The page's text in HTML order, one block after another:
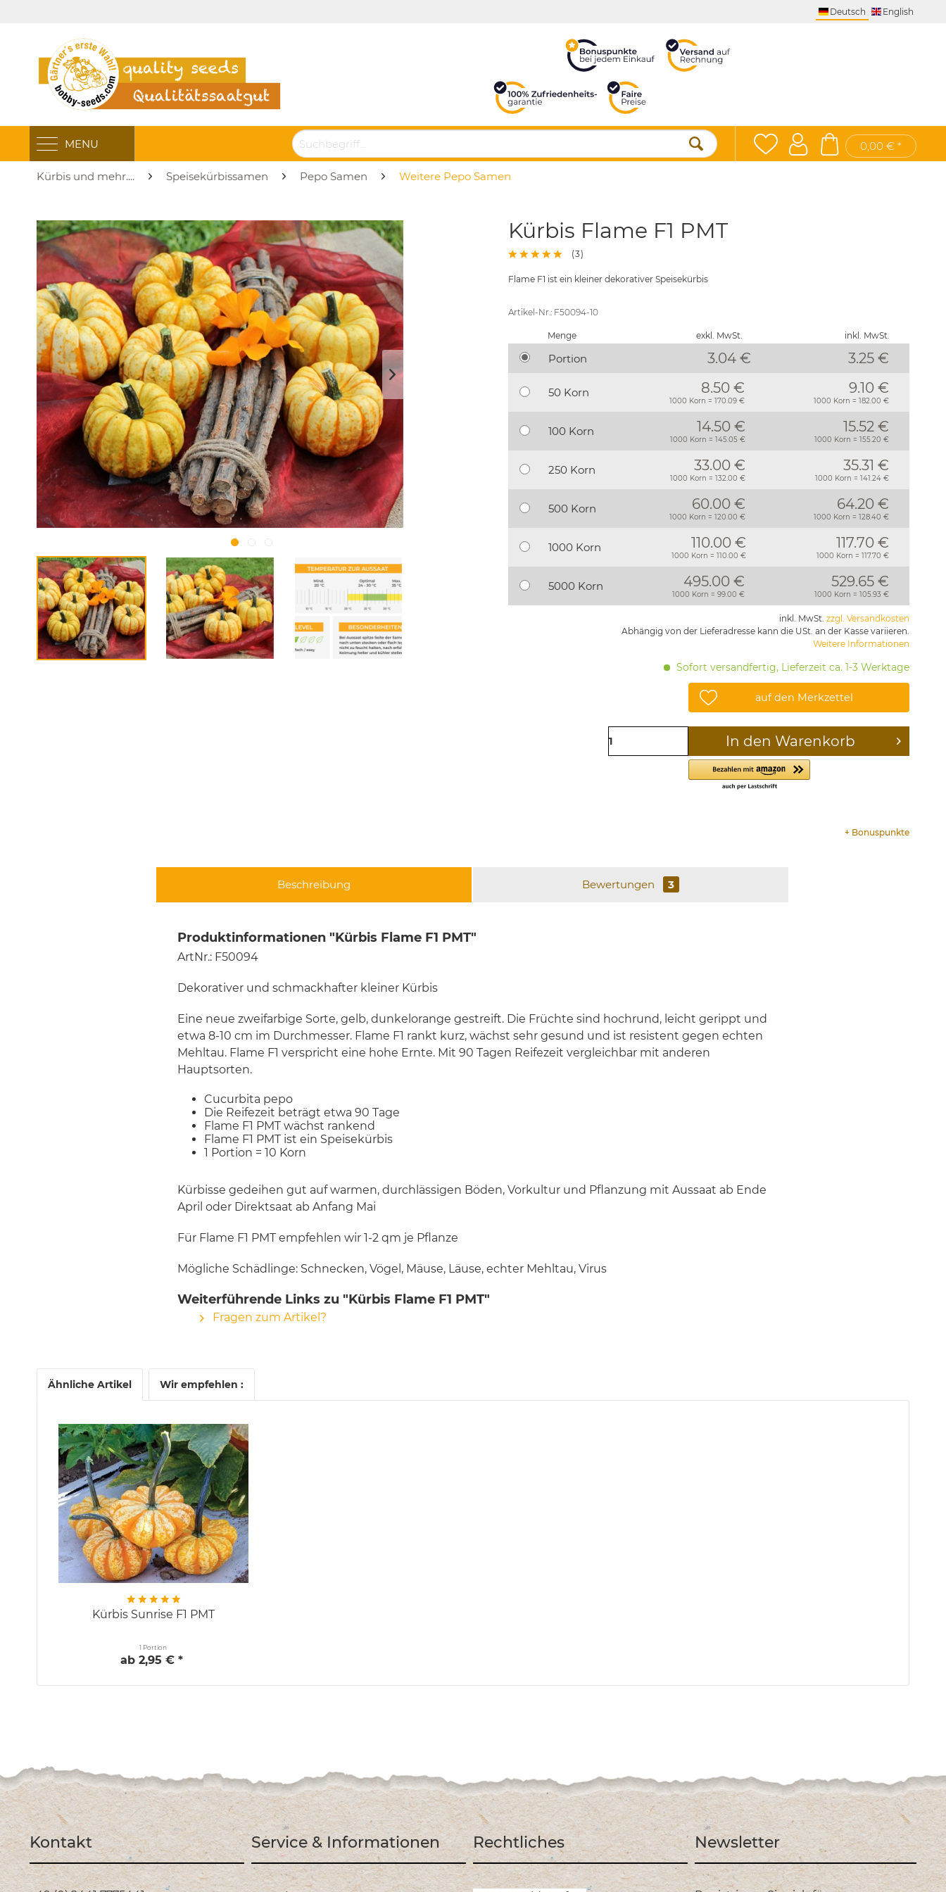
Deutsch English
MENU 0,00 € *
Kürbis und mehr.... Speisekürbissamen Pepo Samen Weitere Pepo Samen
Kürbis Flame F1 PMT
(3)
Flame F1 ist ein kleiner dekorativer Speisekürbis
Artikel-Nr.: F50094-10
Menge exkl. MwSt. inkl. MwSt.
Portion 3.04 € 3.25€
50 Korn 8.50 €
1000 Korn = 170.09 €
9.10 €
1000 Korn = 182.00 €
100 Korn 14.50 €
1000 Korn = 145.05 €
15.52 €
1000 Korn = 155.20 €
250 Korn 33.00 €
1000 Korn = 132.00 €
35.31 €
1000 Korn = 141.24 €
500 Korn 60.00 €
1000 Korn = 120.00 €
64.20 €
1000 Korn = 128.40 €
1000 Korn 110.00 €
1000 Korn = 110.00 €
117.70 €
1000 Korn = 117.70 €
5000 Korn 495.00 €
1000 Korn = 99.00 €
529.65 €
1000 Korn = 105.93 €
inkl. MwSt. zzgl. Versandkosten
Abhängig von der Lieferadresse kann die USt. an der Kasse variieren.
Weitere Informationen
Sofort versandfertig, Lieferzeit ca. 1-3 Werktage
auf den Merkzettel
In den Warenkorb
+ Bonuspunkte
Beschreibung Bewertungen 3
Produktinformationen "Kürbis Flame F1 PMT"
ArtNr.: F50094
Dekorativer und schmackhafter kleiner Kürbis
Eine neue zweifarbige Sorte, gelb, dunkelorange gestreift. Die Früchte sind hochrund, leicht gerippt und
etwa 8-10 cm im Durchmesser. Flame F1 rankt kurz, wächst sehr gesund und ist resistent gegen echten
Mehltau. Flame F1 verspricht eine hohe Ernte. Mit 90 Tagen Reifezeit vergleichbar mit anderen
Hauptsorten.
Cucurbita pepo
Die Reifezeit beträgt etwa 90 Tage
Flame F1 PMT wächst rankend
Flame F1 PMT ist ein Speisekürbis
1 Portion = 10 Korn
Kürbisse gedeihen gut auf warmen, durchlässigen Böden, Vorkultur und Pflanzung mit Aussaat ab Ende
April oder Direktsaat ab Anfang Mai
Für Flame F1 PMT empfehlen wir 1-2 qm je Pflanze
Mögliche Schädlinge: Schnecken, Vögel, Mäuse, Läuse, echter Mehltau, Virus
Weiterführende Links zu "Kürbis Flame F1 PMT"
Fragen zum Artikel?
Ähnliche Artikel Wir empfehlen :
Kürbis Sunrise F1 PMT
1 Portion
ab 2,95 € *
Kontakt Service & Informationen Rechtliches Newsletter